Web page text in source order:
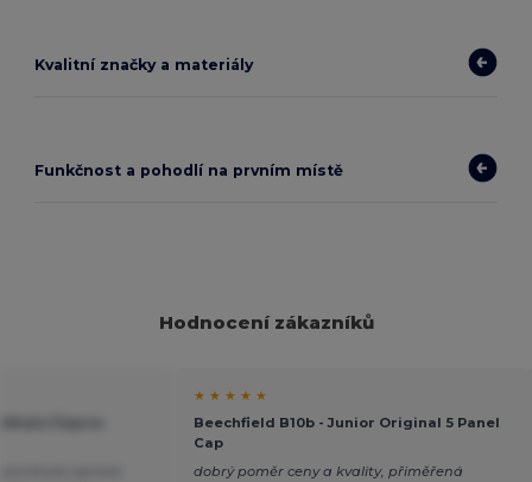
Kvalitní značky a materiály
Funkčnost a pohodlí na prvním místě
Hodnocení zákazníků
★ ★ ★ ★ ★
Beechfield B10b - Junior Original 5 Panel
Cap
dobrý poměr ceny a kvality, přiměřená